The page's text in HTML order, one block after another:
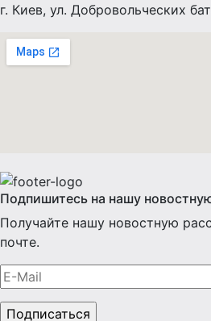
г. Киев, ул. Добровольческих
Подпишитесь на нашу
Получайте нашу новостную
почте.